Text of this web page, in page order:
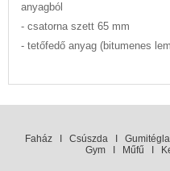
anyagból
- csatorna szett 65 mm
- tetőfedő anyag (bitumenes
FaházI CsúszdaI Gumitégla
GymI Műfű